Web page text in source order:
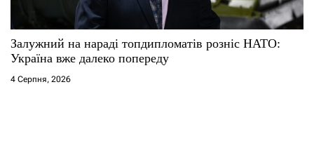
Залужний на нараді топдипломатів розніс НАТО:
Україна вже далеко попереду
4 Серпня, 2026